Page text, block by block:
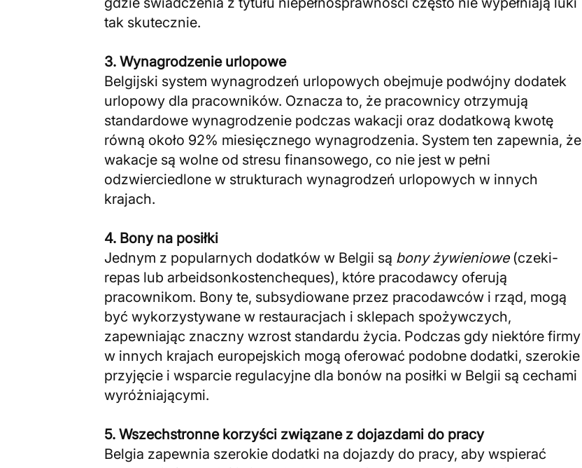
tak skutecznie.
3. Wynagrodzenie urlopowe
Belgijski system wynagrodzeń urlopowych obejmuje podwójny dodatek
urlopowy dla pracowników. Oznacza to, że pracownicy otrzymują
standardowe wynagrodzenie podczas wakacji oraz dodatkową kwotę
równą około 92% miesięcznego wynagrodzenia. System ten zapewnia, że
wakacje są wolne od stresu finansowego, co nie jest w pełni
odzwierciedlone w strukturach wynagrodzeń urlopowych w innych
krajach.
4. Bony na posiłki
Jednym z popularnych dodatków w Belgii są bony żywieniowe(czeki-
repas lub arbeidsonkostencheques), które pracodawcy oferują
pracownikom. Bony te, subsydiowane przez pracodawców i rząd, mogą
być wykorzystywane w restauracjach i sklepach spożywczych,
zapewniając znaczny wzrost standardu życia. Podczas gdy niektóre firmy
w innych krajach europejskich mogą oferować podobne dodatki, szerokie
przyjęcie i wsparcie regulacyjne dla bonów na posiłki w Belgii są cechami
wyróżniającymi.
5. Wszechstronne korzyści związane z dojazdami do pracy
Belgia zapewnia szerokie dodatki na dojazdy do pracy, aby wspierać